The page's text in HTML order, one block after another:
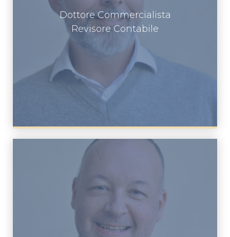
Dottore Commercialista
Revisore Contabile